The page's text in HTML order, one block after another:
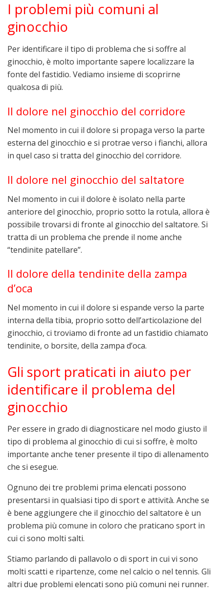
I problemi più comuni al
ginocchio
Per identificare il tipo di problema che si soffre al
ginocchio, è molto importante sapere localizzare la
fonte del fastidio. Vediamo insieme di scoprirne
qualcosa di più.
Il dolore nel ginocchio del corridore
Nel momento in cui il dolore si propaga verso la parte
esterna del ginocchio e si protrae verso i fianchi, allora
in quel caso si tratta del ginocchio del corridore.
Il dolore nel ginocchio del saltatore
Nel momento in cui il dolore è isolato nella parte
anteriore del ginocchio, proprio sotto la rotula, allora è
possibile trovarsi di fronte al ginocchio del saltatore. Si
tratta di un problema che prende il nome anche
“tendinite patellare”.
Il dolore della tendinite della zampa
d’oca
Nel momento in cui il dolore si espande verso la parte
interna della tibia, proprio sotto dell’articolazione del
ginocchio, ci troviamo di fronte ad un fastidio chiamato
tendinite, o borsite, della zampa d’oca.
Gli sport praticati in aiuto per
identificare il problema del
ginocchio
Per essere in grado di diagnosticare nel modo giusto il
tipo di problema al ginocchio di cui si soffre, è molto
importante anche tener presente il tipo di allenamento
che si esegue.
Ognuno dei tre problemi prima elencati possono
presentarsi in qualsiasi tipo di sport e attività. Anche se
è bene aggiungere che il ginocchio del saltatore è un
problema più comune in coloro che praticano sport in
cui ci sono molti salti.
Stiamo parlando di pallavolo o di sport in cui vi sono
molti scatti e ripartenze, come nel calcio o nel tennis. Gli
altri due problemi elencati sono più comuni nei runner.